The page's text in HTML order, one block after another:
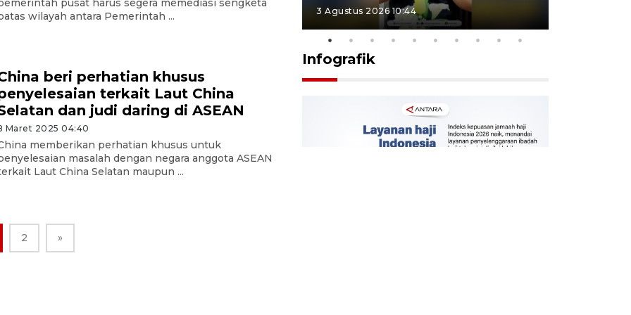
pusat harus segera memediasi sengketa
wilayah antara Pemerintah ...
beri perhatian khusus
terkait Laut China
dan judi daring di ASEAN
Maret 2025 04:40
memberikan perhatian khusus untuk
masalah dengan negara anggota ASEAN
Laut China Selatan maupun ...
2 »
1 Juni 2026 05:47 3 Agustus 2026 10:44
Infografik